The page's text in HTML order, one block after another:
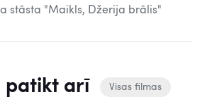
stāsta "Maikls, Džerija brālis"
patikt arī Visas filmas